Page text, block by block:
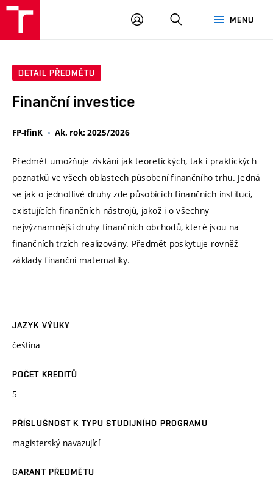
MENU
PŘIHLÁSIT
DETAIL PŘEDMĚTU
Finanční investice
FP-IfinK Ak. rok: 2025/2026
Předmět umožňuje získání jak teoretických, tak i praktických
poznatků ve všech oblastech působení finančního trhu. Jedná
se jak o jednotlivé druhy zde působících finančních institucí,
existujících finančních nástrojů, jakož i o všechny
nejvýznamnější druhy finančních obchodů, které jsou na
finančních trzích realizovány. Předmět poskytuje rovněž
základy finanční matematiky.
JAZYK VÝUKY
čeština
POČET KREDITŮ
5
PŘÍSLUŠNOST K TYPU STUDIJNÍHO PROGRAMU
magisterský navazující
GARANT PŘEDMĚTU